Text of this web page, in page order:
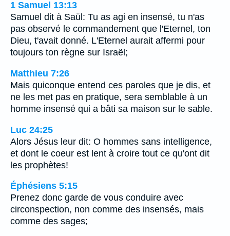
1 Samuel 13:13
Samuel dit à Saül: Tu as agi en insensé, tu n'as
pas observé le commandement que l'Eternel, ton
Dieu, t'avait donné. L'Eternel aurait affermi pour
toujours ton règne sur Israël;
Matthieu 7:26
Mais quiconque entend ces paroles que je dis, et
ne les met pas en pratique, sera semblable à un
homme insensé qui a bâti sa maison sur le sable.
Luc 24:25
Alors Jésus leur dit: O hommes sans intelligence,
et dont le coeur est lent à croire tout ce qu'ont dit
les prophètes!
Éphésiens 5:15
Prenez donc garde de vous conduire avec
circonspection, non comme des insensés, mais
comme des sages;